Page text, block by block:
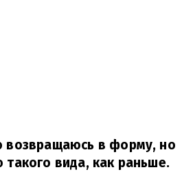
возвращаюсь в форму, но
вида, как раньше.